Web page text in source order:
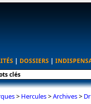
| DOSSIERS |
> Hercules>Archives>